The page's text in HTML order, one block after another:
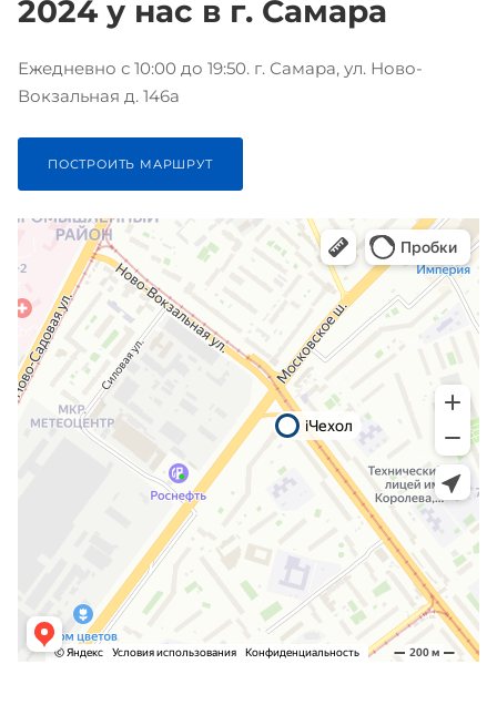
2024 у нас в г. Самара
Ежедневно с 10:00 до 19:50. г. Самара, ул. Ново-
Вокзальная д. 146а
ПОСТРОИТЬ МАРШРУТ